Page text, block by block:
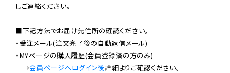
しご連絡ください。
■下記方法でお届け先住所の確認ください。
・受注メール(注文完了後の自動返信メール)
・MYページの購入履歴(会員登録済の方のみ)
→会員ページへログイン後